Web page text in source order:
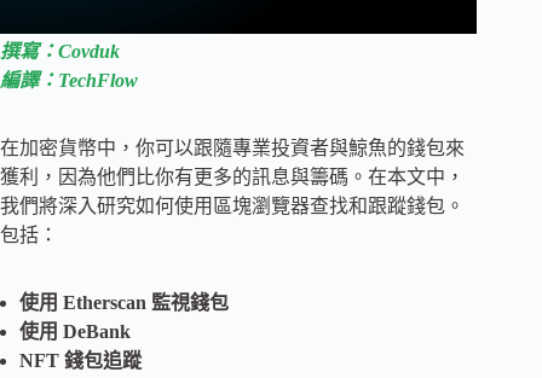
撰寫：Covduk
編譯：TechFlow
在加密貨幣中，你可以跟隨專業投資者與鯨魚的錢包來
獲利，因為他們比你有更多的訊息與籌碼。在本文中，
我們將深入研究如何使用區塊瀏覽器查找和跟蹤錢包。
包括：
使用 Etherscan 監視錢包
使用 DeBank
NFT 錢包追蹤